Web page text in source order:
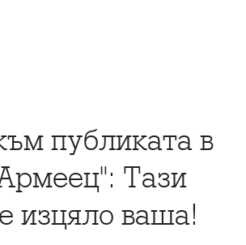
публиката в
Тази
изцяло ваша!